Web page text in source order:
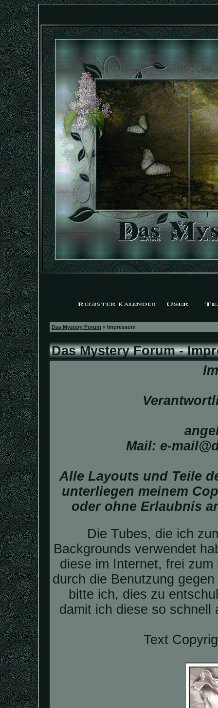
Das Mystery Forum » Impressum
Das Mystery Forum -
Mail: e-
Alle Layouts und Teile
unterliegen meinem
oder ohne Erlaubnis
Die Tubes, die ich
Backgrounds verwendet
diese im Internet, frei
durch die Benutzung
bitte ich, dies zu
damit ich diese so schnell
Text